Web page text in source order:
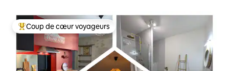
Coups de cœur voyageurs les plus appréciés
Coup de cœur voyageurs